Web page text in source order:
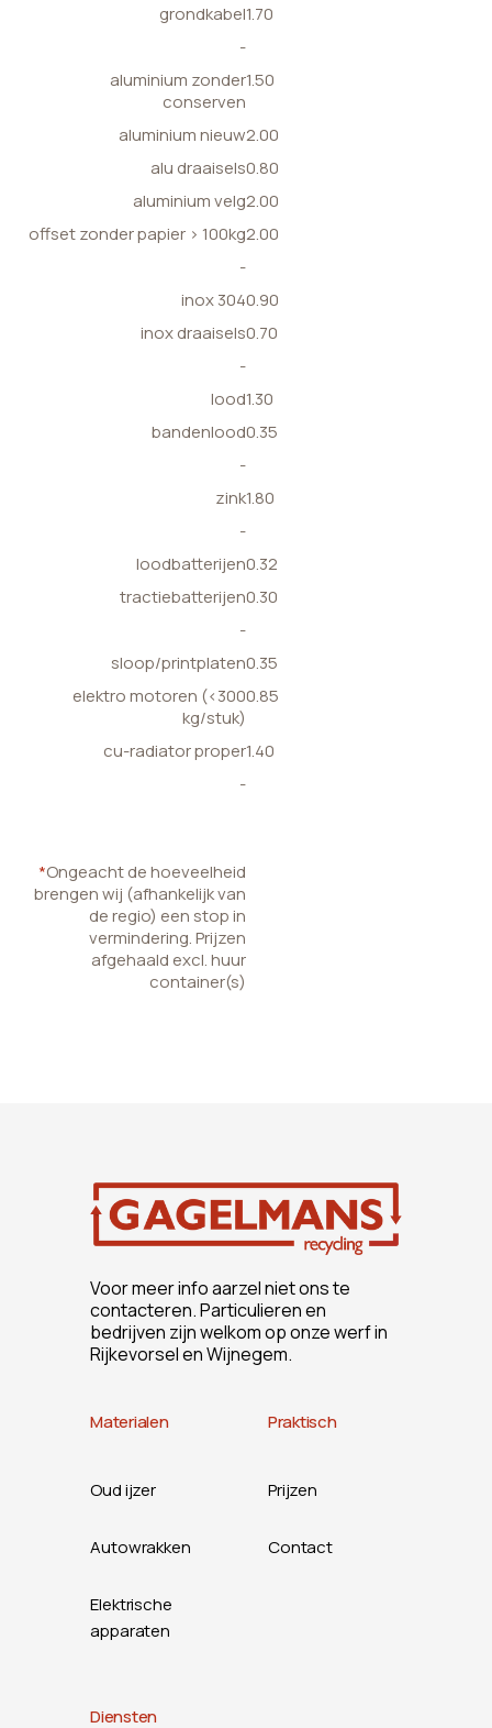
grondkabel1.70
-
aluminium zonder
conserven
1.50
aluminium nieuw2.00
alu draaisels0.80
aluminium velg2.00
offset zonder papier > 100kg2.00
-
inox 3040.90
inox draaisels0.70
-
lood1.30
bandenlood0.35
-
zink1.80
-
loodbatterijen0.32
tractiebatterijen0.30
-
sloop/printplaten0.35
elektro motoren (<300
kg/stuk)
0.85
cu-radiator proper1.40
-
*Ongeacht de hoeveelheid
brengen wij (afhankelijk van
de regio) een stop in
vermindering. Prijzen
afgehaald excl. huur
container(s)
Voor meer info aarzel niet ons te
contacteren. Particulieren en
bedrijven zijn welkom op onze werf in
Rijkevorsel en Wijnegem.
Materialen
Oud ijzer
Autowrakken
Elektrische
apparaten
Praktisch
Prijzen
Contact
Diensten